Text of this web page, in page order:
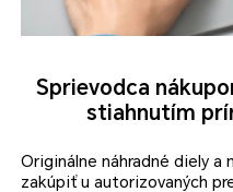
Sprievodca
stiahnutím
Originálne náhradné diely a
zakúpiť u autorizovaných